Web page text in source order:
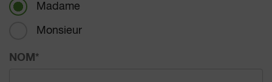
Madame
Monsieur
NOM *